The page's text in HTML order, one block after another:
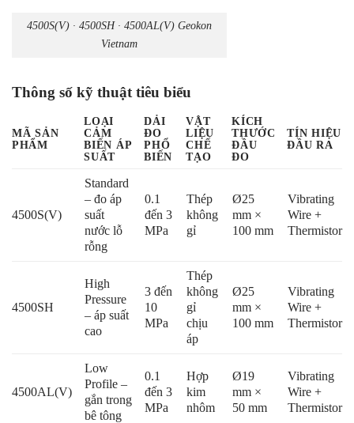
4500S(V) · 4500SH · 4500AL(V) Geokon
Vietnam
Thông số kỹ thuật tiêu biểu
MÃ SẢN
PHẨM
LOẠI
CẢM
BIẾN ÁP
SUẤT
DẢI
ĐO
PHỔ
BIẾN
VẬT
LIỆU
CHẾ
TẠO
KÍCH
THƯỚC
ĐẦU
ĐO
TÍN HIỆU
ĐẦU RA
4500S(V)
Standard
– đo áp
suất
nước lỗ
rỗng
0.1
đến 3
MPa
Thép
không
gỉ
Ø25
mm ×
100 mm
Vibrating
Wire +
Thermistor
4500SH
High
Pressure
– áp suất
cao
3 đến
10
MPa
Thép
không
gỉ
chịu
áp
Ø25
mm ×
100 mm
Vibrating
Wire +
Thermistor
4500AL(V)
Low
Profile –
gắn trong
bê tông
0.1
đến 3
MPa
Hợp
kim
nhôm
Ø19
mm ×
50 mm
Vibrating
Wire +
Thermistor